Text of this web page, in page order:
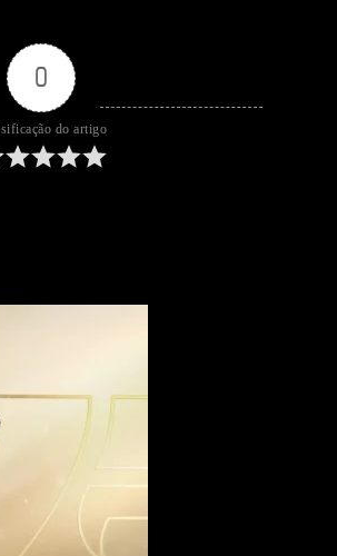
0
do artigo